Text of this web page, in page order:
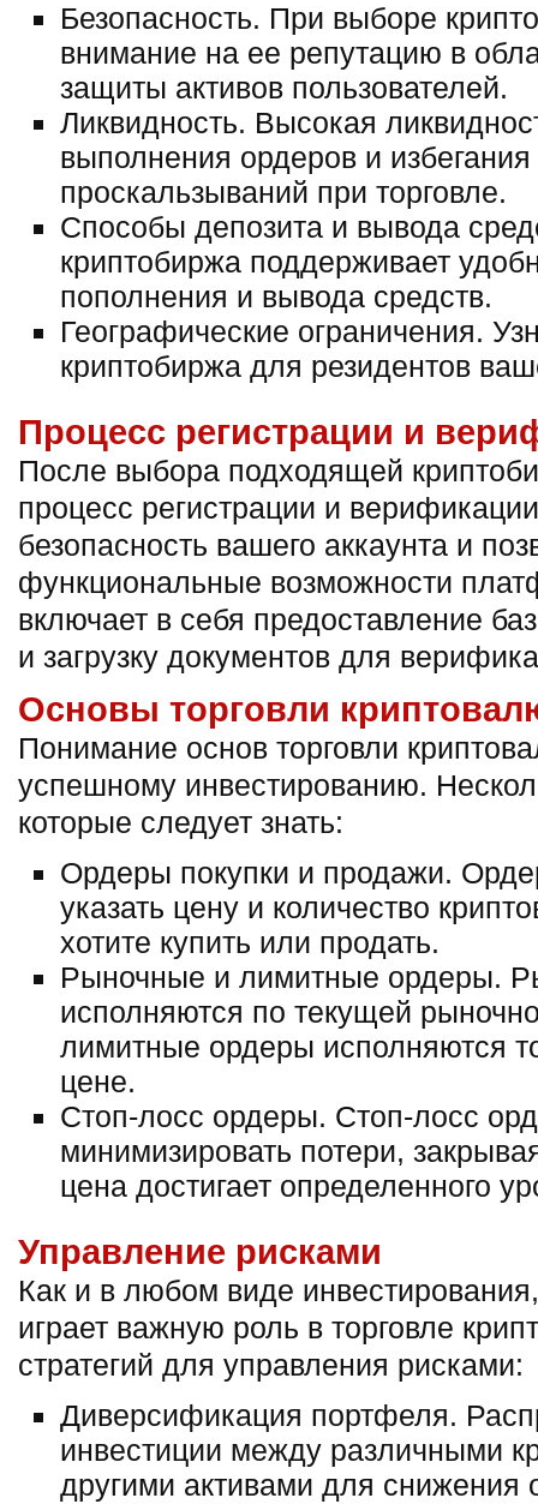
Безопасность. При выборе
внимание на ее репутацию в
защиты активов пользователей.
Ликвидность. Высокая
выполнения ордеров и
проскальзываний при торговле.
Способы депозита и вывода
криптобиржа поддерживает
пополнения и вывода средств.
Географические ограничения.
криптобиржа для резидентов
Процесс регистрации и
После выбора подходящей
процесс регистрации и
безопасность вашего аккаунта и
функциональные возможности
включает в себя предоставление
и загрузку документов для
Основы торговли
Понимание основ торговли
успешному инвестированию.
которые следует знать:
Ордеры покупки и продажи.
указать цену и количество
хотите купить или продать.
Рыночные и лимитные ордеры.
исполняются по текущей
лимитные ордеры исполняются
цене.
Стоп-лосс ордеры. Стоп-лосс
минимизировать потери,
цена достигает определенного
Управление рисками
Как и в любом виде
играет важную роль в торговле
стратегий для управления рисками:
Диверсификация портфеля.
инвестиции между различными
другими активами для снижения